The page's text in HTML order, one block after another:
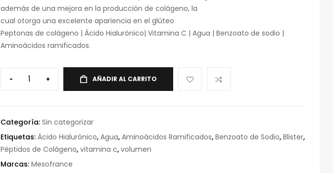
además de una mejora en la producción de colágeno, la
cual otorga una excelente apariencia en el glúteo
Peptonas de colágeno | Ácido Hialurónico| Vitamina C | Agua | Benzoato de sodio |
Aminoácidos ramificados.
- + AÑADIR AL CARRITO
Categoría: Sin categorizar
Etiquetas: Ácido Hialurónico, Agua, Aminoácidos Ramificados, Benzoato de Sodio, Blister,
Péptidos de Colágeno, vitamina c, volumen
Marcas: Mesofrance